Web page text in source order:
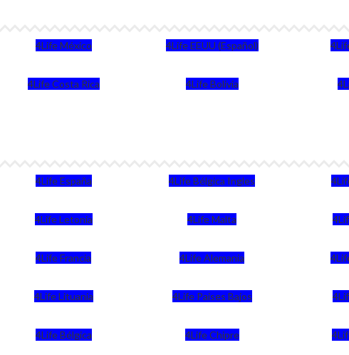
4Life México 4Life EEUU (Español)
4Life Costa Rica 4Life Bolivia
4Life España 4Life Bélgica Ingles
4Life Letonia 4Life Malta
4Life Francia 4Life Alemania
4Life Lituania 4Life Paises Bajos
4Life Bélgica 4Life Chipre